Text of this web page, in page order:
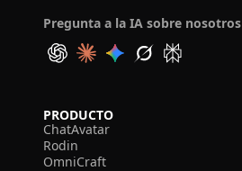
Pregunta a la IA sobre nosotros
PRODUCTO
ChatAvatar
Rodin
OmniCraft